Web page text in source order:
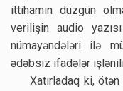
ittihamın düzgün
verilişin audio
nümayəndələri ilə
ədəbsiz ifadələr
Xatırladaq ki, ötən